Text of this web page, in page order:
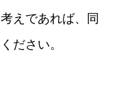
えであれば、同
ださい。